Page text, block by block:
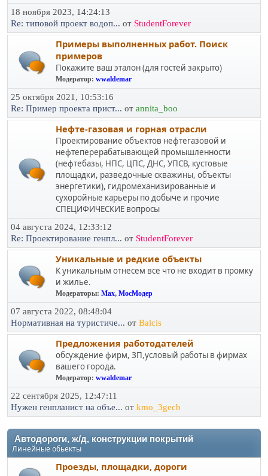
18 ноября 2023, 14:24:13
Re: типовой проект водоп... от StudentForever
Примеры выполненных работ. Поиск
примеров
Покажите ваш эталон (для гостей закрыто)
Модератор: wwaldemar
25 октября 2021, 10:53:16
Re: Пример проекта прист... от annita_boo
Нефте-газовая и горная отрасли
Проектирование объектов нефтегазовой и
нефтеперерабатывающей промышленности
(нефтебазы, НПС, ЦПС, ДНС, УПСВ, кустовые
площадки, разведочные скважины, объекты
энергетики), гидромеханизированные и
сухоройные карьеры по добыче и прочие
СПЕЦИФИЧЕСКИЕ вопросы
04 августа 2024, 12:33:12
Re: Проектирование генпл... от StudentForever
Уникальные и редкие объекты
К уникальным отнесем все что не входит в промку
и жилье.
Модераторы: Max, МосМодер
07 августа 2022, 08:48:04
Нормативная на туристиче... от Balcis
Предложения работодателей
обсуждение фирм, ЗП,условый работы в фирмах
вашего города.
Модератор: wwaldemar
22 сентября 2025, 12:47:11
Нужен генпланист на объе... от kmo_3gecb
Автодороги, ж/д, конструкции покрытий
Линейные обьекты
Проезды, площадки, дороги